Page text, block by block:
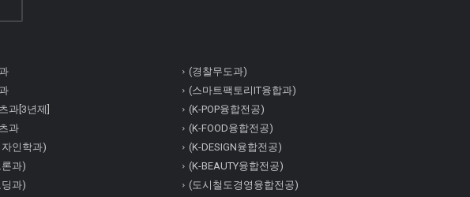
과[3년제]
과
인학과)
과)
과)
(경찰무도과)
(스마트팩토리IT융합과)
(K-POP융합전공)
(K-FOOD융합전공)
(K-DESIGN융합전공)
(K-BEAUTY융합전공)
(도시철도경영융합전공)